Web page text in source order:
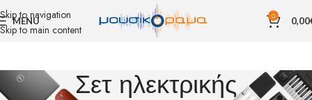
Skip to navigation
Skip to main content
MENU 0 0,00
Σετ ηλεκτρικής